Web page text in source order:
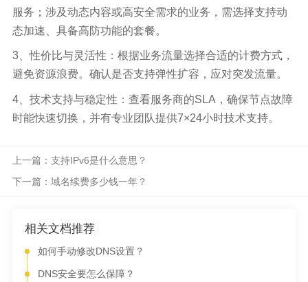
服务；涉及动态内容或高安全需求的业务，需选择支持动
态加速、具备高防功能的套餐。​
3、性价比与灵活性：根据业务流量选择合适的计费方式，
避免资源浪费。确认是否支持弹性扩容，应对突发流量。​
4、技术支持与稳定性：查看服务商的SLA，确保节点故障
时能快速切换，并有专业团队提供7×24小时技术支持。
上一篇：支持IPv6是什么意思？
下一篇：域名续费多少钱一年？
相关文档推荐
如何手动修改DNS设置？
DNS安全要怎么保障？